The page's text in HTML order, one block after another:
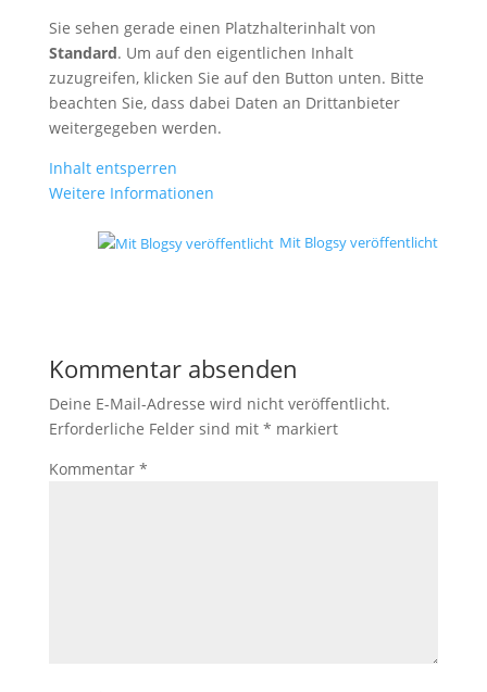
Sie sehen gerade einen Platzhalterinhalt von
Standard. Um auf den eigentlichen Inhalt
zuzugreifen, klicken Sie auf den Button unten. Bitte
beachten Sie, dass dabei Daten an Drittanbieter
weitergegeben werden.
Inhalt entsperren
Weitere Informationen
Mit Blogsy veröffentlicht
Kommentar absenden
Deine E-Mail-Adresse wird nicht veröffentlicht.
Erforderliche Felder sind mit * markiert
Kommentar *